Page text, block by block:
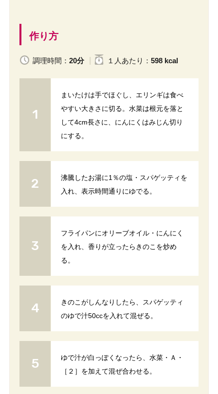
作り方
調理時間： 20分 １人 あたり ： 598 kcal
まいたけは手でほぐし、エリンギは食べ
やすい大きさに切る。水菜は根元を落と
して4cm長さに、にんにくはみじん切り
にする。
沸騰したお湯に1％の塩・スパゲッティを
入れ、表示時間通りにゆでる。
フライパンにオリーブオイル・にんにく
を入れ、香りが立ったらきのこを炒め
る。
きのこがしんなりしたら、スパゲッティ
のゆで汁50ccを入れて混ぜる。
ゆで汁が白っぽくなったら、水菜・Ａ・
［２］を加えて混ぜ合わせる。